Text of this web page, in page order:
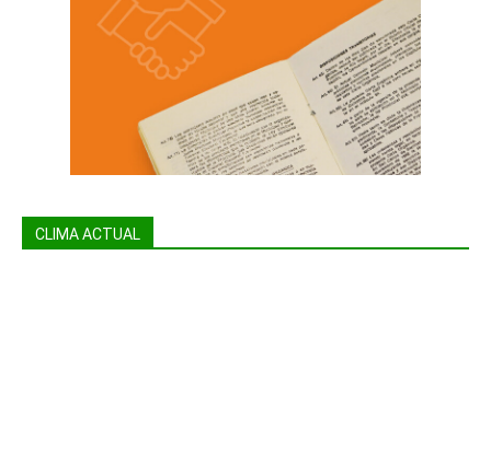
CLIMA ACTUAL